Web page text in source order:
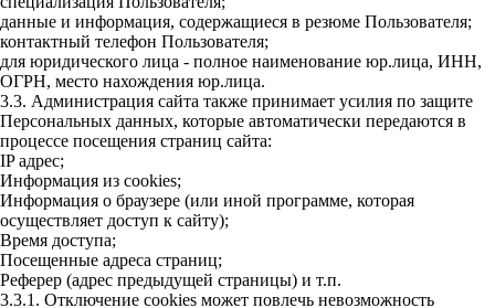
данные и информация, содержащиеся в резюме Пользователя;
контактный телефон Пользователя;
для юридического лица - полное наименование юр.лица, ИНН,
ОГРН, место нахождения юр.лица.
3.3. Администрация сайта также принимает усилия по защите
Персональных данных, которые автоматически передаются в
процессе посещения страниц сайта:
IP адрес;
Информация из cookies;
Информация о браузере (или иной программе, которая
осуществляет доступ к сайту);
Время доступа;
Посещенные адреса страниц;
Реферер (адрес предыдущей страницы) и т.п.
3.3.1. Отключение cookies может повлечь невозможность